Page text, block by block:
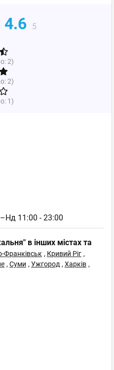
4.6 5
2)
2)
1)
11:00 - 23:00
в інших містах та
Франківськ , Кривий Ріг ,
, Суми , Ужгород , Харків ,